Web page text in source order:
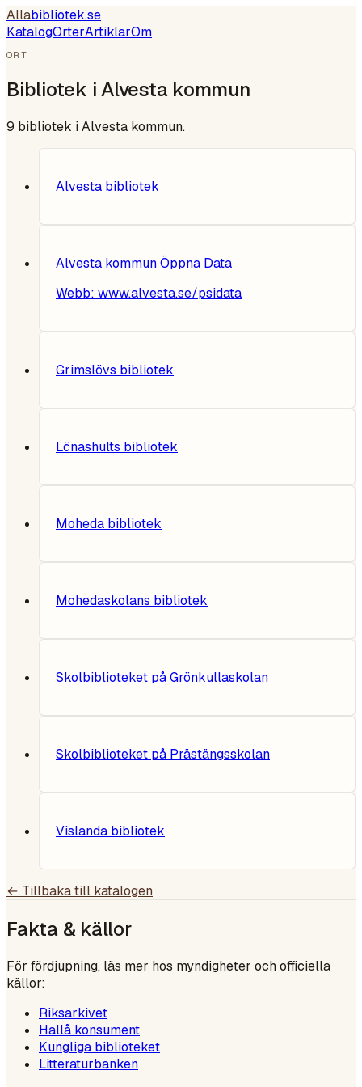
Allabibliotek.se
KatalogOrterArtiklarOm
ORT
Bibliotek iAlvesta kommun
9 bibliotek iAlvesta kommun.
Alvesta bibliotek
Alvesta kommun Öppna Data
Webb: www.alvesta.se/psidata
Grimslövs bibliotek
Lönashults bibliotek
Moheda bibliotek
Mohedaskolans bibliotek
Skolbiblioteket på Grönkullaskolan
Skolbiblioteket på Prästängsskolan
Vislanda bibliotek
← Tillbaka till katalogen
Fakta & källor
För fördjupning, läs mer hos myndigheter och officiella
källor:
Riksarkivet
Hallå konsument
Kungliga biblioteket
Litteraturbanken